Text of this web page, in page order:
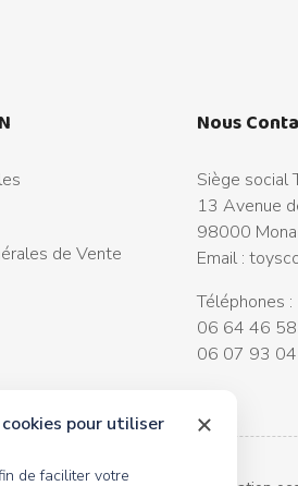
de Vente
Nous
Siège social
13 Avenue
98000
Email :
Téléphones :
06 64 46
06 07 93 04
pour utiliser
de faciliter votre